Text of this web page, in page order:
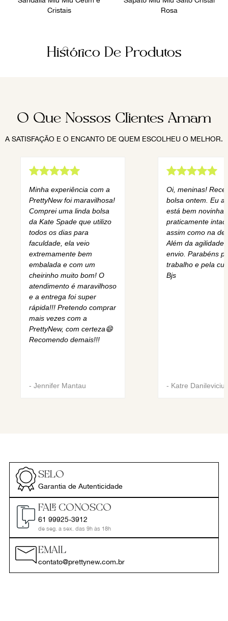
Cristais
Rosa
Histórico De Produtos
O Que Nossos Clientes Amam
A SATISFAÇÃO E O ENCANTO DE QUEM ESCOLHEU O MELHOR.
Minha experiência com a
PrettyNew foi maravilhosa!
Comprei uma linda bolsa
da Kate Spade que utilizo
todos os dias para
faculdade, ela veio
extremamente bem
embalada e com um
cheirinho muito bom! O
atendimento é maravilhoso
e a entrega foi super
rápida!!! Pretendo comprar
mais vezes com a
PrettyNew, com certeza😄
Recomendo demais!!!
- Jennifer Mantau
Oi, meninas!
bolsa ontem. Eu
está bem novinha,
praticamente
assim como na
Além da agilidade
envio. Parabéns
trabalho e pela
Bjs
- Katre Danilevicius
SELO
Garantia de Autenticidade
FALE CONOSCO
61 99925-3912
de seg. a sex. das 9h às 18h
EMAIL
contato@prettynew.com.br